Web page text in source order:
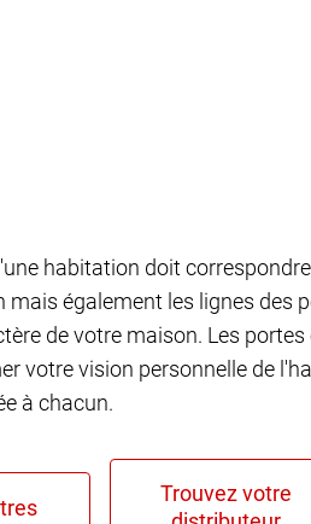
habitation doit
mais également les lignes des
de votre maison. Les
votre vision personnelle de
à chacun.